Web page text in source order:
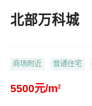
北部万科城
商场附近 普通住宅
5500元/m2